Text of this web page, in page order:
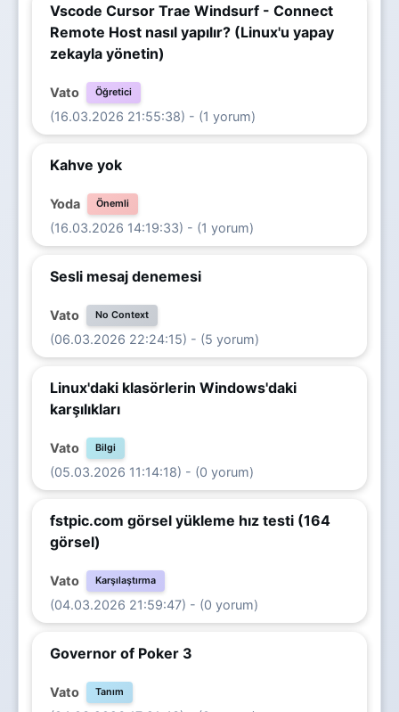
Vscode Cursor Trae Windsurf - Connect
Remote Host nasıl yapılır? (Linux'u yapay
zekayla yönetin)
Vato Öğretici
(16.03.2026 21:55:38) - (1 yorum)
Kahve yok
Yoda Önemli
(16.03.2026 14:19:33) - (1 yorum)
Sesli mesaj denemesi
Vato No Context
(06.03.2026 22:24:15) - (5 yorum)
Linux'daki klasörlerin Windows'daki
karşılıkları
Vato Bilgi
(05.03.2026 11:14:18) - (0 yorum)
fstpic.com görsel yükleme hız testi (164
görsel)
Vato Karşılaştırma
(04.03.2026 21:59:47) - (0 yorum)
Governor of Poker 3
Vato Tanım